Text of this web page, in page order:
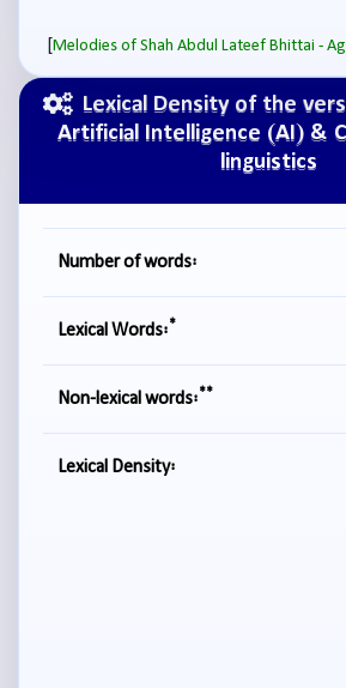
Lexical Density of the
Artificial Intelligence (AI) &
linguistics
Number of words:
Lexical Words:*
Non-lexical words:**
Lexical Density:
[Melodies of Shah Abdul Lateef Bhittai -